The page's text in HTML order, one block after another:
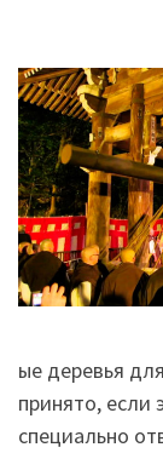
ые деревья
принято, если
специально